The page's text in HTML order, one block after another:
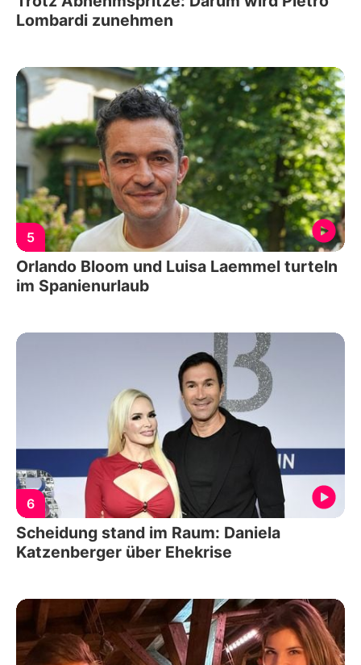
Lombardi zunehmen
5
Orlando Bloom und Luisa Laemmel turteln
im Spanienurlaub
6
Scheidung stand im Raum: Daniela
Katzenberger über Ehekrise